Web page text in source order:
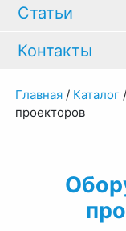
Статьи
Контакты
Главная/ Каталог/
проекторов